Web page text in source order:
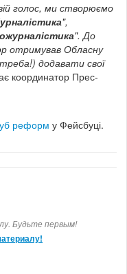
голос, ми створюємо
",
". До
отримував Обласну
додавати свої
координатор Прес-
реформ у Фейсбуці.
Будьте первым!